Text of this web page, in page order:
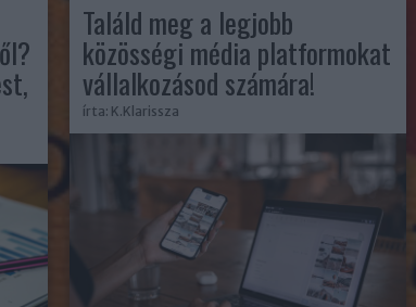
Találd meg a legjobb
közösségi média platformokat
vállalkozásod számára!
írta: K.Klarissza